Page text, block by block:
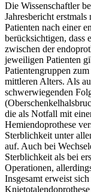
Die Wissenschaftler
Jahresbericht
Patienten nach einer
berücksichtigen, dass
zwischen der
jeweiligen Patienten
Patientengruppen
mittleren Alters. Als
schwerwiegenden
die als Notfall mit
Hemiendoprothese
Sterblichkeit unter
auf. Auch bei
Sterblichkeit als bei
Operationen,
Insgesamt erweist